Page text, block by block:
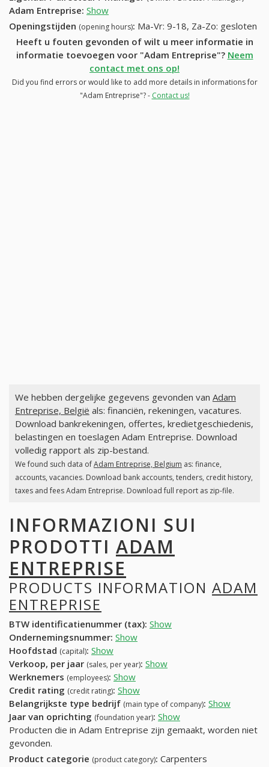
Adam Entreprise: Show
Openingstijden (opening hours): Ma-Vr: 9-18, Za-Zo: gesloten
Heeft u fouten gevonden of wilt u meer informatie in
informatie toevoegen voor "Adam Entreprise"? Neem
contact met ons op!
Did you find errors or would like to add more details in informations for
"Adam Entreprise"? - Contact us!
We hebben dergelijke gegevens gevonden van Adam
Entreprise, België als: financiën, rekeningen, vacatures.
Download bankrekeningen, offertes, kredietgeschiedenis,
belastingen en toeslagen Adam Entreprise. Download
volledig rapport als zip-bestand.
We found such data ofAdam Entreprise, Belgium as: finance,
accounts, vacancies. Download bank accounts, tenders, credit history,
taxes and fees Adam Entreprise. Download full report as zip-file.
INFORMAZIONI SUI
PRODOTTI ADAM
ENTREPRISE
PRODUCTS INFORMATION ADAM
ENTREPRISE
BTW identificatienummer (tax): Show
Ondernemingsnummer: Show
Hoofdstad (capital): Show
Verkoop, per jaar (sales, per year): Show
Werknemers (employees): Show
Credit rating (credit rating): Show
Belangrijkste type bedrijf (main type of company): Show
Jaar van oprichting (foundation year): Show
Producten die in Adam Entreprise zijn gemaakt, worden niet
gevonden.
Product categorie (product category): Carpenters